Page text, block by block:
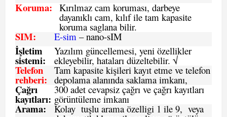
Koruma: Kırılmaz cam koruması, darbeye
dayanıklı cam, kılıf ile tam kapasite
koruma saglana bilir.
SIM: E-sim – nano-sIM
İşletim
sistemi:
Yazılım güncellemesi, yeni özellikler
ekleyebilir, hataları düzeltebilir. √
Telefon
rehberi:
Tam kapasite kişileri kayıt etme ve telefon
depolama alanında saklama imkanı,
Çağrı
kayıtları:
300 adet cevapsiz çağrı ve çağrı kayıtları
görüntüleme imkanı
Arama: Kolay tuşlu arama özelligi 1 ile 9, veya